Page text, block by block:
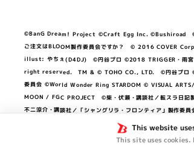
This website
This site uses cookies.
©BanG Dream! Project ©Craft Egg Inc. ©Bushiroad ©
ご注文はBLOOM製作委員会ですか？ © 2016
illust: やちぇ(D4DJ) ©円谷プロ ©2018 TRIGGER・雨宮
right reserved. TM & © TOHO CO., LTD. ©円谷プロ
委員会 ©World Wonder Ring STARDOM © VISUAL
MOON / FGC PROJECT ©柴・伏瀬・講談社／転スラ
不二涼介・講談社／「シャングリラ・フロンティア」製作
NEXON Games／アビドス商店街 ©プロジェクトラブライ